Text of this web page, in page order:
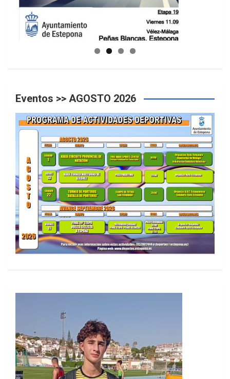
GUIA DE INSTALACIONES DEPORTIVAS
Eventos >> AGOSTO 2026